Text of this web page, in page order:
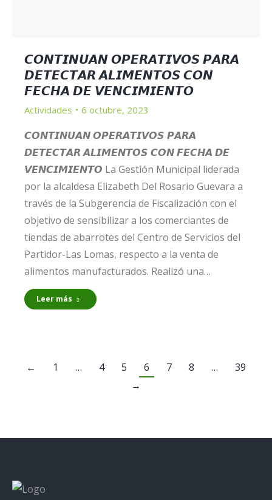
𝘾𝙊𝙉𝙏𝙄𝙉𝙐𝘼𝙉 𝙊𝙋𝙀𝙍𝘼𝙏𝙄𝙑𝙊𝙎 𝙋𝘼𝙍𝘼
𝘿𝙀𝙏𝙀𝘾𝙏𝘼𝙍 𝘼𝙇𝙄𝙈𝙀𝙉𝙏𝙊𝙎 𝘾𝙊𝙉
𝙁𝙀𝘾𝙃𝘼 𝘿𝙀 𝙑𝙀𝙉𝘾𝙄𝙈𝙄𝙀𝙉𝙏𝙊
Actividades 6 octubre, 2023
𝘾𝙊𝙉𝙏𝙄𝙉𝙐𝘼𝙉 𝙊𝙋𝙀𝙍𝘼𝙏𝙄𝙑𝙊𝙎 𝙋𝘼𝙍𝘼
𝘿𝙀𝙏𝙀𝘾𝙏𝘼𝙍 𝘼𝙇𝙄𝙈𝙀𝙉𝙏𝙊𝙎 𝘾𝙊𝙉 𝙁𝙀𝘾𝙃𝘼 𝘿𝙀
𝙑𝙀𝙉𝘾𝙄𝙈𝙄𝙀𝙉𝙏𝙊 La Gestión Municipal liderada
por la alcaldesa Elizabeth Del Rosario Guevara a
través de la Subgerencia de Fiscalización con el
objetivo de sensibilizar a los comerciantes de
tiendas de abarrotes del Centro de Servicios del
Partidor-Las Lomas, respecto a la venta de
alimentos manufacturados. Realizó una…
Leer más
← 1 … 4 5 6 7 8 …
39
→